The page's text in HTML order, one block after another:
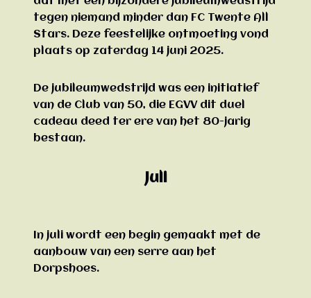
tegen niemand minder dan FC Twente All
Stars. Deze feestelijke ontmoeting vond
plaats op zaterdag 14 juni 2025.
De jubileumwedstrijd was een initiatief
van de Club van 50, die EGVV dit duel
cadeau deed ter ere van het 80-jarig
bestaan.
Juli
In juli wordt een begin gemaakt met de
aanbouw van een serre aan het
Dorpshoes.